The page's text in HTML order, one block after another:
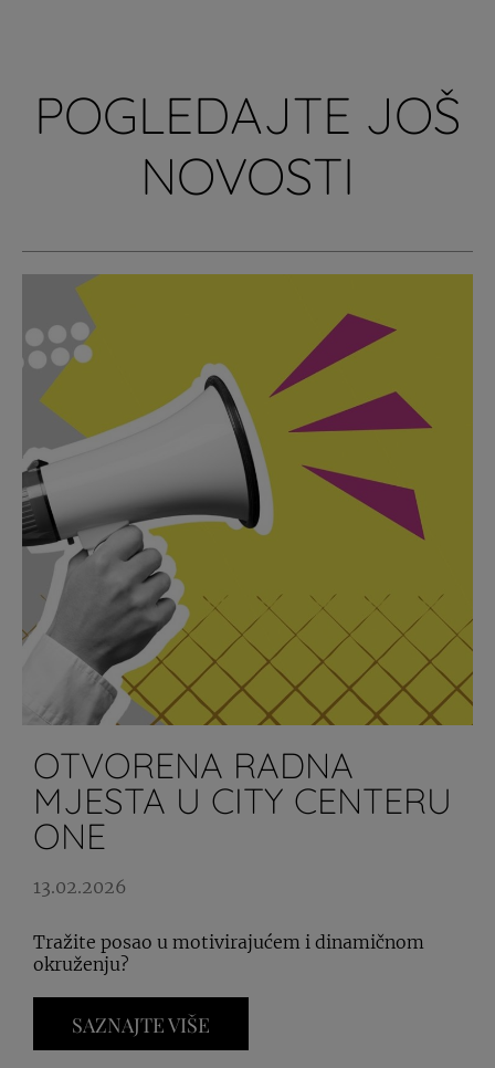
POGLEDAJTE JOŠ
NOVOSTI
OTVORENA RADNA
MJESTA U CITY CENTERU
ONE
13.02.2026
Tražite posao u motivirajućem i dinamičnom
okruženju?
SAZNAJTE VIŠE